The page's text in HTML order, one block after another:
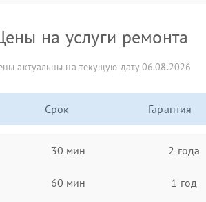
на услуги ремонта
актуальны на текущую дату 06.08.2026
Срок Гарантия
30 мин 2 года
60 мин 1 год